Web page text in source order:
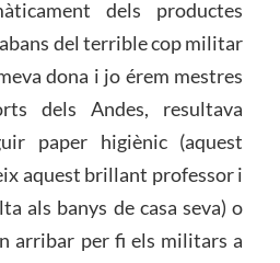
dels productes
del terrible cop militar
dona i jo érem mestres
dels Andes, resultava
paper higiènic (aquest
aquest brillant professor i
als banys de casa seva) o
arribar per fi els militars a